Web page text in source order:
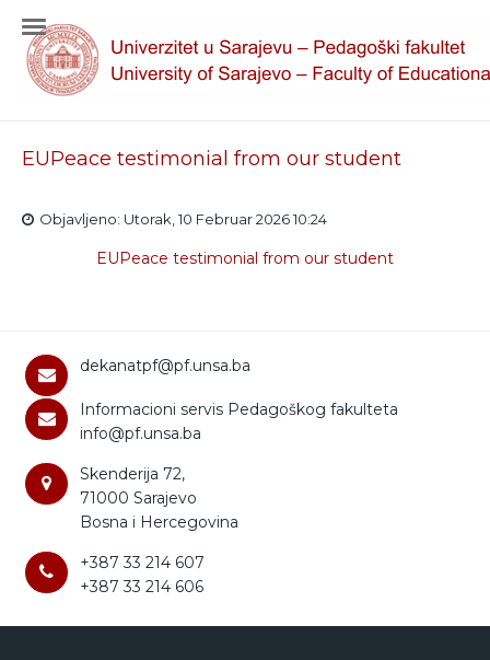
EUPeace testimonial from our student
Objavljeno: Utorak, 10 Februar 2026 10:24
EUPeace testimonial from our student
dekanatpf@pf.unsa.ba
Informacioni servis Pedagoškog fakulteta
info@pf.unsa.ba
Skenderija 72,
71000 Sarajevo
Bosna i Hercegovina
+387 33 214 607
+387 33 214 606